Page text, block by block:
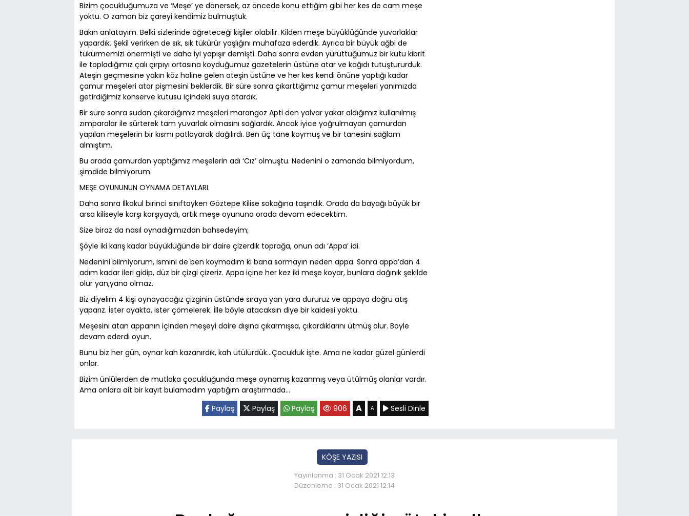
Bizim çocukluğumuza ve ‘Meşe’ ye dönersek, az öncede konu ettiğim gibi her kes de cam meşe
yoktu. O zaman biz çareyi kendimiz bulmuştuk.
Bakın anlatayım. Belki sizlerinde öğreteceği kişiler olabilir. Kilden meşe büyüklüğünde yuvarlaklar
yapardık. Şekil verirken de sık, sık tükürür yaşlığını muhafaza ederdik. Ayrıca bir büyük ağbi de
tükürmemizi önermişti ve daha iyi yapışır demişti. Daha sonra evden yürüttüğümüz bir kutu kibrit
ile topladığımız çalı çırpıyı ortasına koyduğumuz gazetelerin üstüne atar ve kağıdı tutuştururduk.
Ateşin geçmesine yakın köz haline gelen ateşin üstüne ve her kes kendi önüne yaptığı kadar
çamur meşeleri atar pişmesini beklerdik. Bir süre sonra çıkarttığımız çamur meşeleri yanımızda
getirdiğimiz konserve kutusu içindeki suya atardık.
Bir süre sonra sudan çıkardığımız meşeleri marangoz Apti den yalvar yakar aldığımız kullanılmış
zımparalar ile sürterek tam yuvarlak olmasını sağlardık. Ancak iyice yoğrulmayan çamurdan
yapılan meşelerin bir kısmı patlayarak dağılırdı. Ben üç tane koymuş ve bir tanesini sağlam
almıştım.
Bu arada çamurdan yaptığımız meşelerin adı ‘Cız’ olmuştu. Nedenini o zamanda bilmiyordum,
şimdide bilmiyorum.
MEŞE OYUNUNUN OYNAMA DETAYLARI.
Daha sonra İlkokul birinci sınıftayken Göztepe Kilise sokağına taşındık. Orada da bayağı büyük bir
arsa kiliseyle karşı karşıyaydı, artık meşe oyununa orada devam edecektim.
Size biraz da nasıl oynadığımızdan bahsedeyim;
Şöyle iki karış kadar büyüklüğünde bir daire çizerdik toprağa, onun adı ‘Appa’ idi.
Nedenini bilmiyorum, ismini de ben koymadım ki bana sormayın neden appa. Sonra appa’dan 4
adım kadar ileri gidip, düz bir çizgi çizeriz. Appa içine her kez iki meşe koyar, bunlara dağınık şekilde
olur yan,yana olmaz.
Biz diyelim 4 kişi oynayacağız çizginin üstünde sıraya yan yara dururuz ve appaya doğru atış
yaparız. İster ayakta, ister çömelerek. İlle böyle atacaksın diye bir kaidesi yoktu.
Meşesini atan appanın içinden meşeyi daire dışına çıkarmışsa, çıkardıklarını ütmüş olur. Böyle
devam ederdi oyun.
Bunu biz her gün, oynar kah kazanırdık, kah ütülürdük…Çocukluk işte. Ama ne kadar güzel günlerdi
onlar.
Bizim ünlülerden de mutlaka çocukluğunda meşe oynamış kazanmış veya ütülmüş olanlar vardır.
Ama onlara ait bir kayıt bulamadım yaptığım araştırmada…
Paylaş
Paylaş Paylaş 906 A A Sesli Dinle
KÖŞE YAZISI
Yayınlanma : 31 Ocak 2021 12:13
Düzenleme : 31 Ocak 2021 12:14